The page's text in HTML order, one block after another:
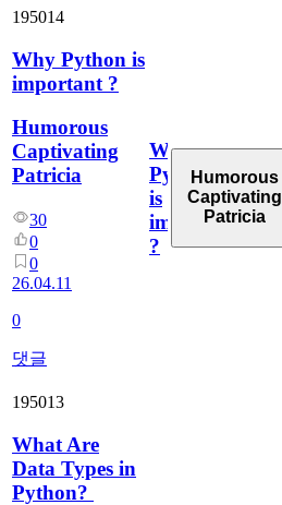
195014
Why Python is
important ?
Humorous
Captivating
Patricia
30
0
0
26.04.11
0
댓글
Why
Python
is
important
?
Humorous
Captivating
Patricia
195013
What Are
Data Types in
Python?